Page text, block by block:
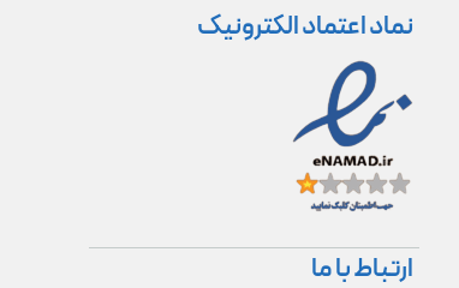
نماد اعتماد الکترونیک
ارتباط با ما